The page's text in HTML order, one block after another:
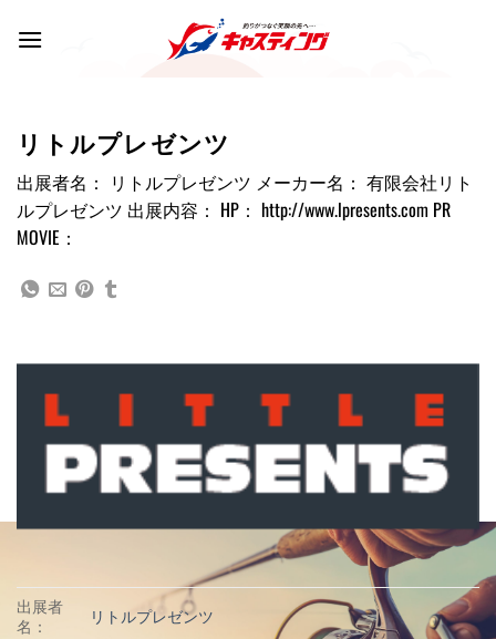
リトルプレゼンツ
出展者名： リトルプレゼンツ メーカー名： 有限会社リト
ルプレゼンツ 出展内容： HP： http://www.lpresents.com PR
MOVIE：
出展者
名：
リトルプレゼンツ